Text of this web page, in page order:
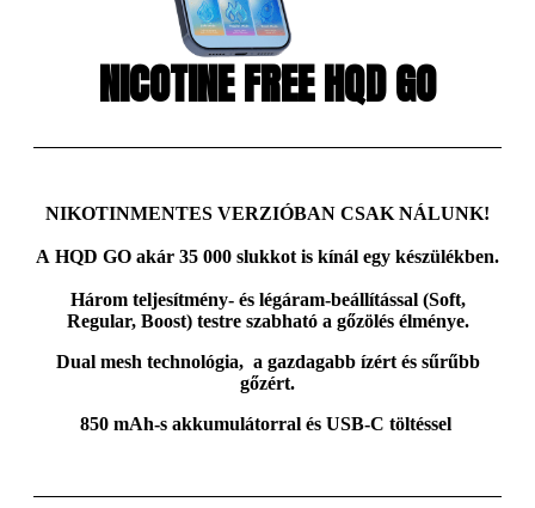
NICOTINE FREE HQD GO
NIKOTINMENTES VERZIÓBAN CSAK NÁLUNK!
A HQD GO akár 35 000 slukkot is kínál egy készülékben.
Három teljesítmény- és légáram-beállítással (Soft,
Regular, Boost) testre szabható a gőzölés élménye.
Dual mesh technológia, a gazdagabb ízért és sűrűbb
gőzért.
850 mAh-s akkumulátorralés USB-C töltéssel